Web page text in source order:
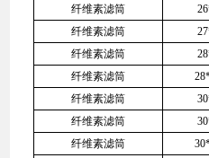
纤维素滤筒
纤维素滤筒
纤维素滤筒
纤维素滤筒
纤维素滤筒
纤维素滤筒
纤维素滤筒